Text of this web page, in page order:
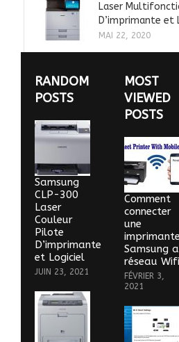
Laser
D’imprimante et
MAI 22, 2020
RANDOM
POSTS
Samsung
CLP-300
Laser
Couleur
Pilote
D’imprimante
et Logiciel
JUIN 23, 2021
MOST
VIEWED
POSTS
Comment
connecter
une
imprimante
Samsung
réseau Wifi
FÉVRIER 3,
2021